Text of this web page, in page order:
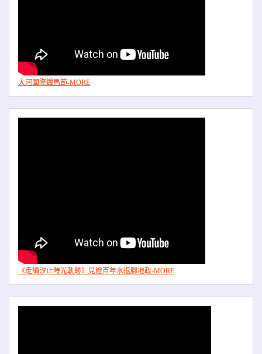
大河國際鐵馬節-MORE
《走讀汐止時光軌跡》見證百年水返腳地政-MORE